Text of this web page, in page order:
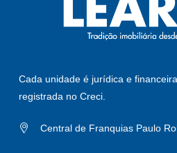
Cada unidade é jurídica e
registrada no Creci.
Central de Franquias Paulo